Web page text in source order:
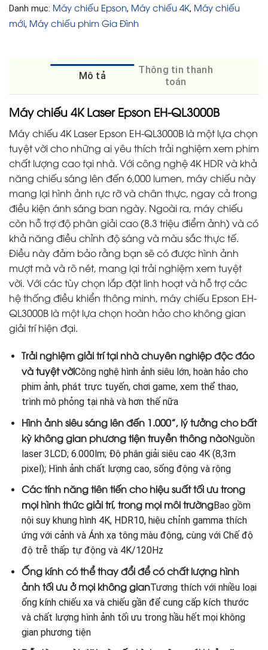
Danh mục: Máy chiếu Epson, Máy chiếu 4K, Máy chiếu
mới, Máy chiếu phim Gia Đình
Mô tả
Thông tin thanh
toán
Máy chiếu 4K Laser Epson EH-QL3000B
Máy chiếu 4K Laser Epson EH-QL3000B là một lựa chọn
tuyệt vời cho những ai yêu thích trải nghiệm xem phim
chất lượng cao tại nhà. Với công nghệ 4K HDR và khả
năng chiếu sáng lên đến 6,000 lumen, máy chiếu này
mang lại hình ảnh rực rỡ và chân thực, ngay cả trong
điều kiện ánh sáng ban ngày. Ngoài ra, máy chiếu
còn hỗ trợ độ phân giải cao (8.3 triệu điểm ảnh) và có
khả năng điều chỉnh độ sáng và màu sắc thực tế.
Điều này đảm bảo rằng bạn sẽ có được hình ảnh
mượt mà và rõ nét, mang lại trải nghiệm xem tuyệt
vời. Với các tùy chọn lắp đặt linh hoạt và hỗ trợ các
hệ thống điều khiển thông minh, máy chiếu Epson EH-
QL3000B là một lựa chọn hoàn hảo cho không gian
giải trí hiện đại.
Trải nghiệm giải trí tại nhà chuyên nghiệp độc đáo
và tuyệt vờiCông nghệ hình ảnh siêu lớn, hoàn hảo cho
phim ảnh, phát trực tuyến, chơi game, xem thể thao,
trình mô phỏng tại nhà và hơn thế nữa
Hình ảnh siêu sáng lên đến 1.000”, lý tưởng cho bất
kỳ không gian phương tiện truyền thông nàoNguồn
laser 3LCD; 6.000lm; Độ phân giải siêu cao 4K (8,3m
pixel); Hình ảnh chất lượng cao, sống động và rộng
Các tính năng tiên tiến cho hiệu suất tối ưu trong
mọi hình thức giải trí, trong mọi môi trườngBao gồm
nội suy khung hình 4K, HDR10, hiệu chỉnh gamma thích
ứng với cảnh và Ánh xạ tông màu động, cùng với Chế độ
độ trễ thấp tự động và 4K/120Hz
Ống kính có thể thay đổi để có chất lượng hình
ảnh tối ưu ở mọi không gianTương thích với nhiều loại
ống kính chiếu xa và chiếu gần để cung cấp kích thước
và chất lượng hình ảnh tối ưu trong hầu hết mọi không
gian phương tiện